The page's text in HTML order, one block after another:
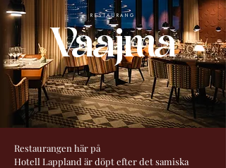
Vaajma
RESTAURANG
Restaurangen här på
Hotell Lappland är döpt efter det samiska